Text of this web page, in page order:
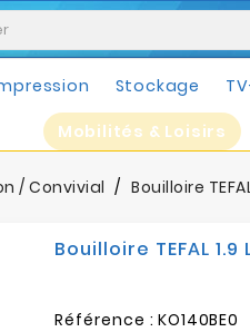
Stockage
Mobilités & Loisirs
/ Convivial Bouilloire
Bouilloire TEFAL
Référence : KO140BE0